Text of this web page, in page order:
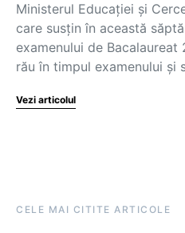
Ministerul Educației și
care susțin în această
examenului de
rău în timpul examenului și
Vezi articolul
CELE MAI CITITE ARTICOLE